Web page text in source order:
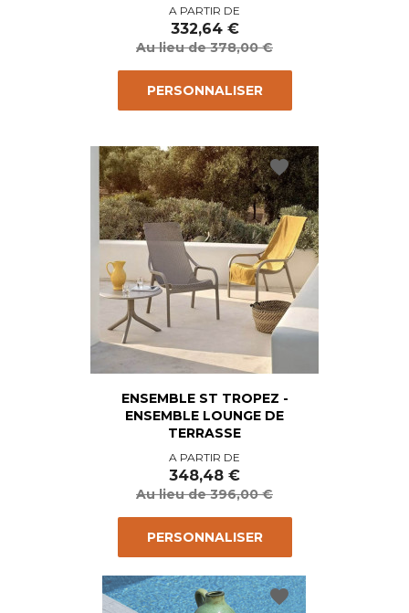
Prix
de
base
Prix
A PARTIR DE
332,64 €
Au lieu de 378,00 €
PERSONNALISER
ENSEMBLE ST TROPEZ -
ENSEMBLE LOUNGE DE
TERRASSE
Prix
de
base
Prix
A PARTIR DE
348,48 €
Au lieu de 396,00 €
PERSONNALISER
favorite
favorite